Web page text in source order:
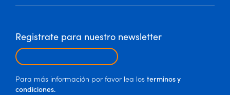
Registrate para nuestro newsletter
Para más información por favor lea los terminos y
condiciones.